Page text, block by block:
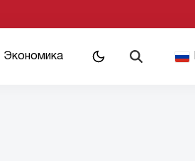
Экономика